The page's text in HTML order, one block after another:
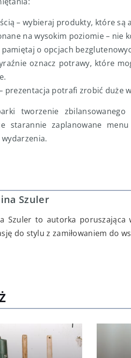
– wybieraj produkty, które są
na wysokim poziomie – nie
o opcjach
oznacz potrawy, które
prezentacja potrafi zrobić duże
tworzenie
starannie zaplanowane
Szuler
Szuler to autorka poruszająca
do stylu z zamiłowaniem do